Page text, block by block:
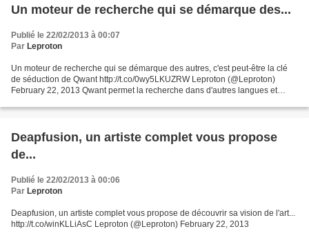
Un moteur de recherche qui se démarque des...
Publié le 22/02/2013 à 00:07
Par Leproton
Un moteur de recherche qui se démarque des autres, c'est peut-être la clé
de séduction de Qwant http://t.co/0wy5LKUZRW Leproton (@Leproton)
February 22, 2013 Qwant permet la recherche dans d'autres langues et
Deapfusion, un artiste complet vous propose
de...
Publié le 22/02/2013 à 00:06
Par Leproton
Deapfusion, un artiste complet vous propose de découvrir sa vision de l'art...
http://t.co/winKLLiAsC Leproton (@Leproton) February 22, 2013